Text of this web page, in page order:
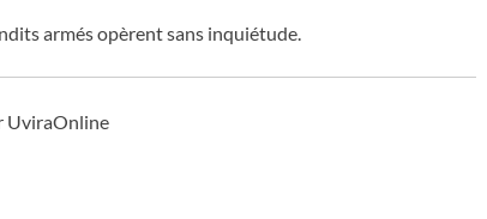
armés opèrent sans inquiétude.
UviraOnline